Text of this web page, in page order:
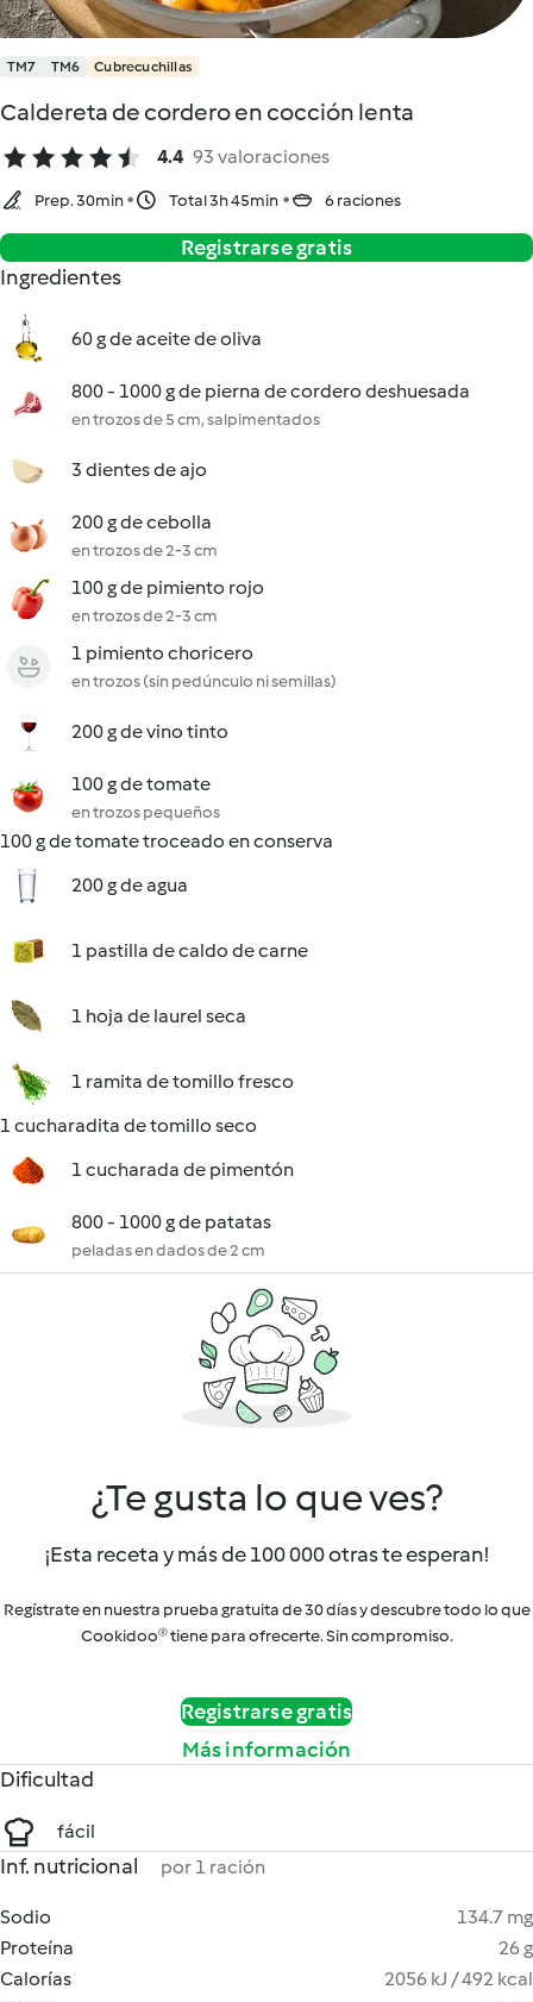
TM7 TM6 Cubrecuchillas
Caldereta de cordero en cocción lenta
4.4 93 valoraciones
Prep. 30min Total 3h 45min 6 raciones
Registrarse gratis
Ingredientes
60 g de aceite de oliva
800 - 1000 g de pierna de cordero deshuesada
en trozos de 5 cm, salpimentados
3 dientes de ajo
200 g de cebolla
en trozos de 2-3 cm
100 g de pimiento rojo
en trozos de 2-3 cm
1 pimiento choricero
en trozos (sin pedúnculo ni semillas)
200 g de vino tinto
100 g de tomate
en trozos pequeños
100 g de tomate troceado en conserva
200 g de agua
1 pastilla de caldo de carne
1 hoja de laurel seca
1 ramita de tomillo fresco
1 cucharadita de tomillo seco
1 cucharada de pimentón
800 - 1000 g de patatas
peladas en dados de 2 cm
¿Te gusta lo que ves?
¡Esta receta y más de 100 000 otras te esperan!
Regístrate en nuestra prueba gratuita de 30 días y descubre todo lo que
Cookidoo® tiene para ofrecerte. Sin compromiso.
Registrarse gratis
Más información
Dificultad
fácil
Inf. nutricional por 1 ración
Sodio
134.7 mg
Proteína
26 g
Calorías
2056 kJ / 492 kcal